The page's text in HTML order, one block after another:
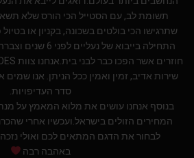
תשומת לב, עם הסטייל הכי הורס שלא
שתרגישו הכי בולטים בשכונה, בקניון או
שירות אדיב, זמין ואמין ככל הניתן. אנו שמים
סדר העדיפויות.
בנוסף אנחנו עושים את מלוא המאמץ על
המחירים הזולים בישראל.ועכשיו אחרי
לבחור את הדגם המתאים לכם ואולי
באהבה רבה